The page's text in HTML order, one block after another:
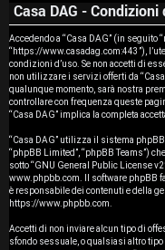
r
g
o
m
e
n
t
i
Casa DAG - Condizioni
Accedendo a “Casa DAG” (in seguito
“https://www.casadag.com:443”),
condizioni d’uso. Se non accetti di
non utilizzare i servizi offerti da
qualunque momento, sarà nostra
controllare con frequenza queste
“Casa DAG” implica la completa
“Casa DAG” utilizza il sistema phpBB
“phpBB Limited”, “phpBB Teams”)
sotto “GNU General Public License v2
www.phpbb.com . Il software phpBB
è responsabile dei contenuti e della
https://www.phpbb.com
Accetti di non inviare alcun tipo di
sfondo sessuale, o qualsiasi altro